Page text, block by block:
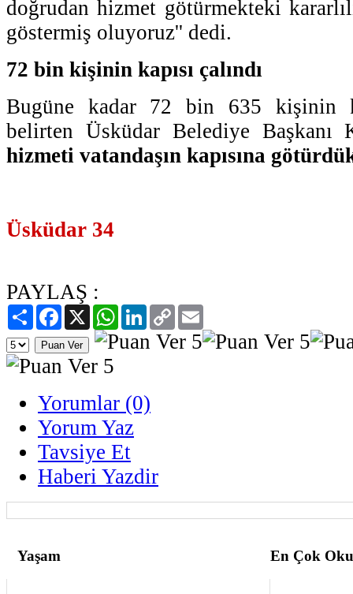
doğrudan hizmet götürmekteki
göstermiş oluyoruz'' dedi.
72 bin kişinin kapısı çalındı
Bugüne kadar 72 bin 635 kişinin
belirten Üsküdar Belediye Başkanı
hizmeti vatandaşın kapısına
Üsküdar 34
PAYLAŞ :
PaylaşFacebook
X WhatsAppLinkedIn
Copy
Link
Yorumlar (0)
Yorum Yaz
Tavsiye Et
Haberi Yazdir
Yaşam En Çok